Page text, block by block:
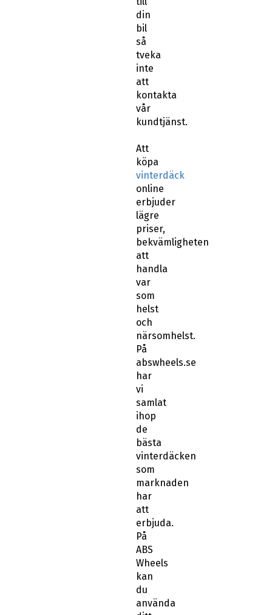
din
bil
så
tveka
inte
att
kontakta
vår
kundtjänst.
köpa
vinterdäck
online
erbjuder
lägre
priser,
bekvämligheten
att
handla
var
som
helst
och
närsomhelst.
På
abswheels.se
har
vi
samlat
ihop
de
bästa
vinterdäcken
som
marknaden
har
att
erbjuda.
På
ABS
Wheels
kan
du
använda
ditt